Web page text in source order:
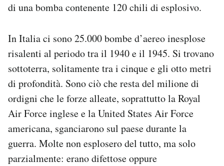
di una bomba contenente 120 chili di esplosivo.
In Italia ci sono 25.000 bombe d’aereo inesplose
risalenti al periodo tra il 1940 e il 1945. Si trovano
sottoterra, solitamente tra i cinque e gli otto metri
di profondità. Sono ciò che resta del milione di
ordigni che le forze alleate, soprattutto la Royal
Air Force inglese e la United States Air Force
americana, sganciarono sul paese durante la
guerra. Molte non esplosero del tutto, ma solo
parzialmente: erano difettose oppure